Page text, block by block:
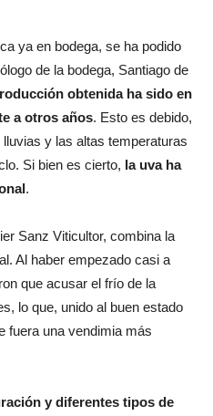
ya en bodega, se ha podido
de la bodega, Santiago de
obtenida ha sido en
a otros años. Esto es debido,
y las altas temperaturas
Si bien es cierto, la uva ha
.
Sanz Viticultor, combina la
Al haber empezado casi a
que acusar el frío de la
lo que, unido al buen estado
fuera una vendimia más
y diferentes tipos de